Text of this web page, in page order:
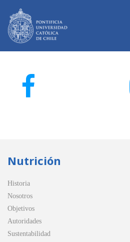
Nutrición
Historia
Nosotros
Objetivos
Autoridades
Sustentabilidad